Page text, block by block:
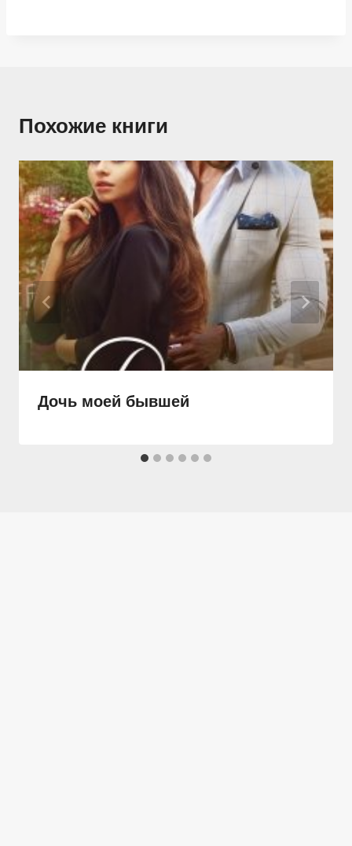
Похожие книги
Дочь моей бывшей